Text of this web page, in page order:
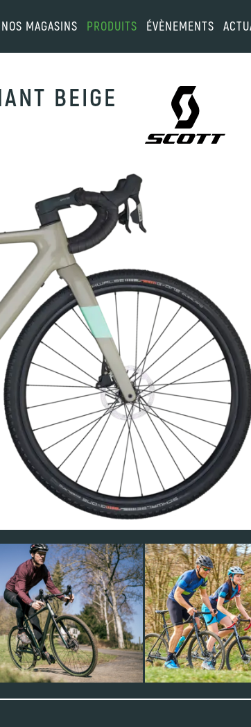
NOS MAGASINS PRODUITS ÉVÈNEMENTS
BEIGE